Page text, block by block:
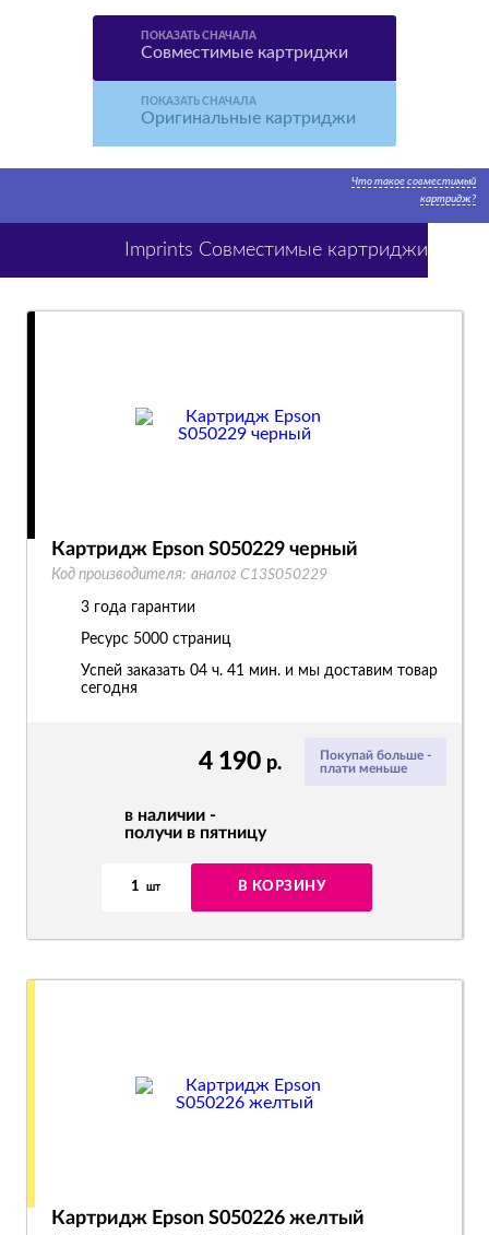
ПОКАЗАТЬ СНАЧАЛА
Совместимые картриджи
ПОКАЗАТЬ СНАЧАЛА
Оригинальные картриджи
Что такое совместимый
картридж?
Imprints Совместимые картриджи
Покупай больше -
плати меньше
4 190 р.
в наличии -
получи в пятницу
1 шт В КОРЗИНУ
Картридж Epson S050229 черный
Код производителя: аналог C13S050229
3 года гарантии
Ресурс 5000 страниц
Успей заказать 04 ч. 41 мин. и мы доставим товар
сегодня
Картридж Epson S050226 желтый